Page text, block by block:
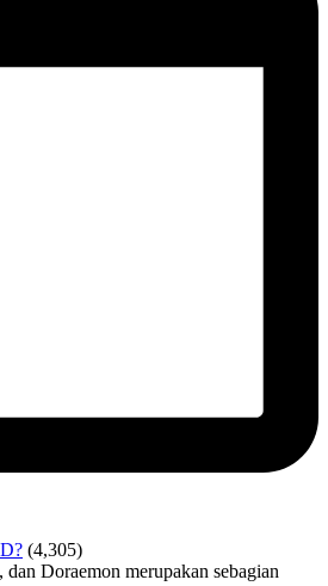
(4,305)
Doraemon merupakan sebagian